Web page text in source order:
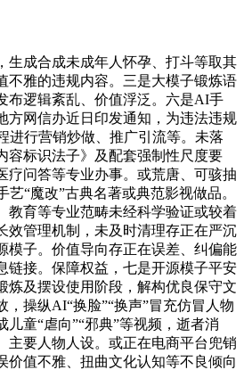
成合成未成年人怀孕、打斗等取其
不雅的违规内容。三是大模子锻炼语
布逻辑紊乱、价值浮泛。六是AI手
方网信办近日印发通知，为违法违规
进行营销炒做、推广引流等。未落
容标识法子》及配套强制性尺度要
疗问答等专业办事。或荒唐、可骇抽
“魔改”古典名著或典范影视做品。
教育等专业范畴未经科学验证或较着
效管理机制，未及时清理存正在严沉
模子。价值导向存正在误差、纠偏能
链接。保障权益，七是开源模子平安
炼及摆设使用阶段，解构优良保守文
，操纵AI“换脸”“换声”冒充仿冒人物
儿童“虐向”“邪典”等视频，逝者消
主要人物人设。或正在电商平台兜销
价值不雅、扭曲文化认知等不良倾向